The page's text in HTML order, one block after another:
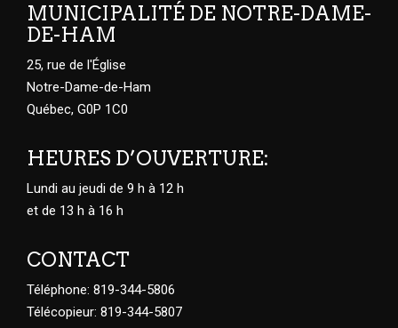
MUNICIPALITÉ DE NOTRE-DAME-
DE-HAM
25, rue de l'Église
Notre-Dame-de-Ham
Québec, G0P 1C0
HEURES D’OUVERTURE:
Lundi au jeudi de 9 h à 12 h
et de 13 h à 16 h
CONTACT
Téléphone: 819-344-5806
Télécopieur: 819-344-5807